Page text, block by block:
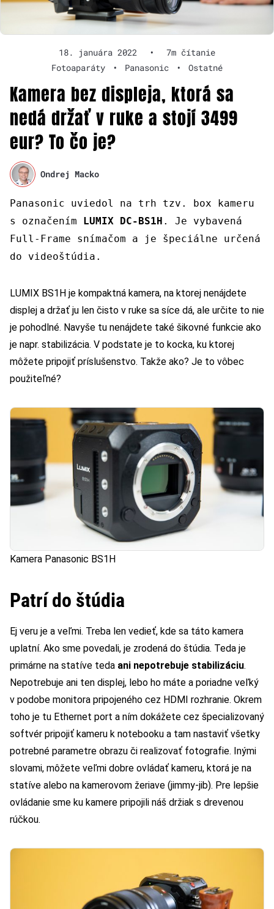
18. januára 2022 •
7m čítanie
Fotoaparáty
• Panasonic • Ostatné
Kamera bez displeja, ktorá sa
nedá držať v ruke a stojí 3499
eur? To čo je?
Ondrej Macko
Panasonic uviedol na trh tzv. box kameru
s označením LUMIX DC-BS1H . Je vybavená
Full-Frame snímačom a je špeciálne určená
do videoštúdia.
LUMIX BS1H je kompaktná kamera, na ktorej nenájdete
displej a držať ju len čisto v ruke sa síce dá, ale určite to nie
je pohodlné. Navyše tu nenájdete také šikovné funkcie ako
je napr. stabilizácia. V podstate je to kocka, ku ktorej
môžete pripojiť príslušenstvo. Takže ako? Je to vôbec
použiteľné?
Kamera Panasonic BS1H
Patrí do štúdia
Ej veru je a veľmi. Treba len vedieť, kde sa táto kamera
uplatní. Ako sme povedali, je zrodená do štúdia. Teda je
primárne na statíve teda ani nepotrebuje stabilizáciu.
Nepotrebuje ani ten displej, lebo ho máte a poriadne veľký
v podobe monitora pripojeného cez HDMI rozhranie. Okrem
toho je tu Ethernet port a ním dokážete cez špecializovaný
softvér pripojiť kameru k notebooku a tam nastaviť všetky
potrebné parametre obrazu či realizovať fotografie. Inými
slovami, môžete veľmi dobre ovládať kameru, ktorá je na
statíve alebo na kamerovom žeriave (jimmy-jib). Pre lepšie
ovládanie sme ku kamere pripojili náš držiak s drevenou
rúčkou.